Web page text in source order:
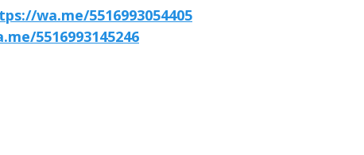
wa.me/5516993054405
5516993145246